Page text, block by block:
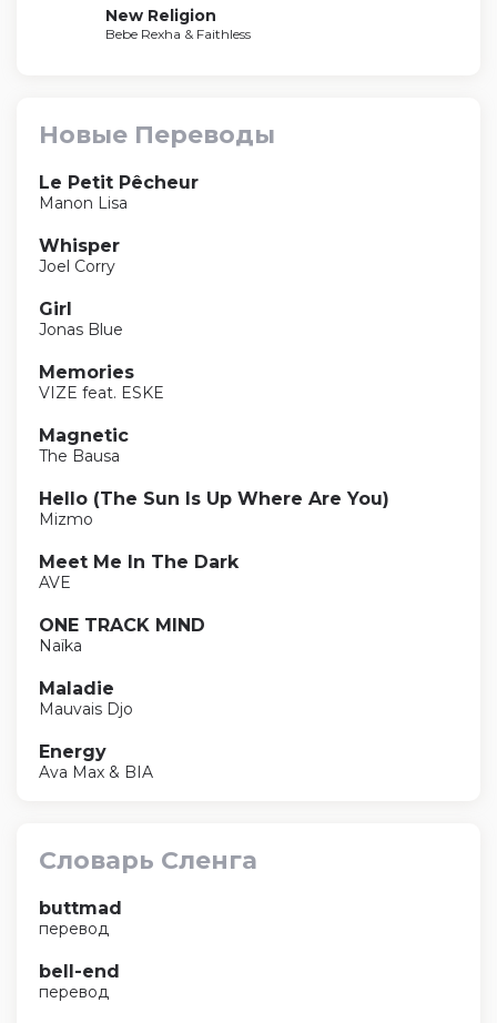
New Religion
Bebe Rexha & Faithless
Новые Переводы
Le Petit Pêcheur
Manon Lisa
Whisper
Joel Corry
Girl
Jonas Blue
Memories
VIZE feat. ESKE
Magnetic
The Bausa
Hello (The Sun Is Up Where Are You)
Mizmo
Meet Me In The Dark
AVE
ONE TRACK MIND
Naïka
Maladie
Mauvais Djo
Energy
Ava Max & BIA
Словарь Сленга
buttmad
перевод
bell-end
перевод